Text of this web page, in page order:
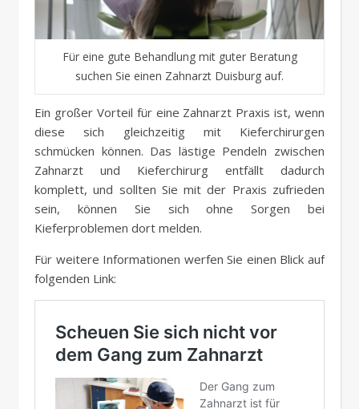
Für eine gute Behandlung mit guter Beratung
suchen Sie einen Zahnarzt Duisburg auf.
Ein großer Vorteil für eine Zahnarzt Praxis ist, wenn
diese sich gleichzeitig mit Kieferchirurgen
schmücken können. Das lästige Pendeln zwischen
Zahnarzt und Kieferchirurg entfällt dadurch
komplett, und sollten Sie mit der Praxis zufrieden
sein, können Sie sich ohne Sorgen bei
Kieferproblemen dort melden.
Für weitere Informationen werfen Sie einen Blick auf
folgenden Link: